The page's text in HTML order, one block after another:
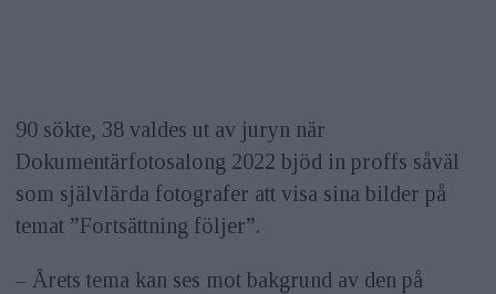
90 sökte, 38 valdes ut av juryn när
Dokumentärfotosalong 2022 bjöd in proffs såväl
som självlärda fotografer att visa sina bilder på
temat ”Fortsättning följer”.
– Årets tema kan ses mot bakgrund av den på